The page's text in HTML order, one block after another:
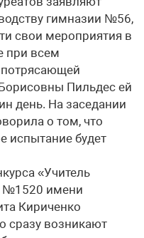
гимназии №56,
свои мероприятия в
при всем
потрясающей
Пильдес ей
день. На заседании
о том, что
испытание будет
«Учитель
№1520 имени
Кириченко
сразу возникают